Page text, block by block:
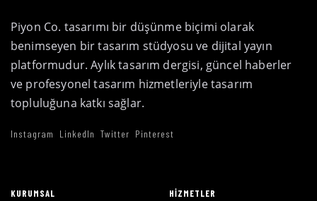
Piyon Co. tasarımı bir düşünme biçimi olarak
benimseyen bir tasarım stüdyosu ve dijital yayın
platformudur. Aylık tasarım dergisi, güncel haberler
ve profesyonel tasarım hizmetleriyle tasarım
topluluğuna katkı sağlar.
Instagram LinkedIn Twitter Pinterest
KURUMSAL HIZMETLER